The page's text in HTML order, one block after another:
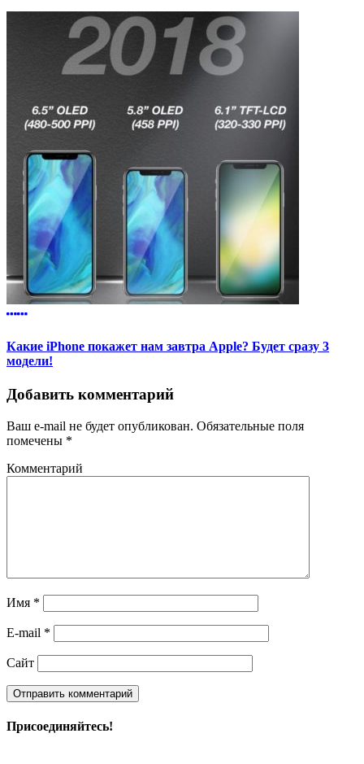
Какие iPhone покажет нам завтра Apple? Будет сразу 3
модели!
Добавить комментарий
Ваш e-mail не будет опубликован. Обязательные поля
помечены *
Комментарий
Имя *
E-mail *
Сайт
Присоединяйтесь!